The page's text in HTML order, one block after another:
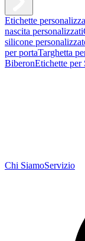
Etichette
nascita personalizzati
silicone
per portaTarghetta
BiberonEtichette per
Chi SiamoServizio